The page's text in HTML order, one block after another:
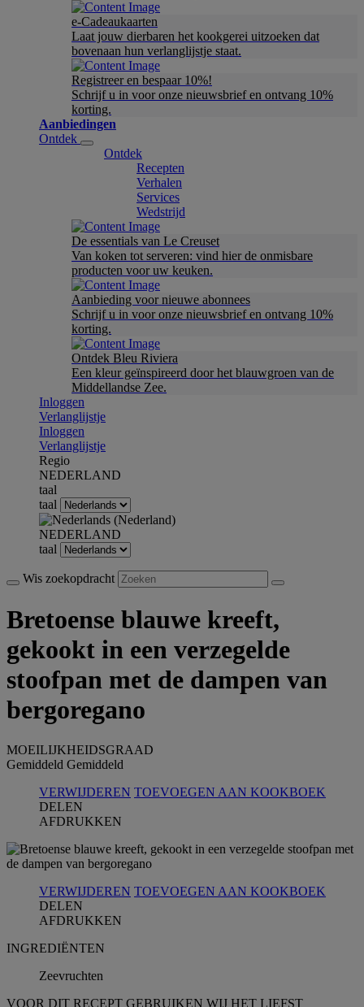
e-Cadeaukaarten
Laat jouw dierbaren het kookgerei uitzoeken dat
bovenaan hun verlanglijstje staat.
Registreer en bespaar 10%!
Schrijf u in voor onze nieuwsbrief en ontvang 10%
korting.
Aanbiedingen
Ontdek
Ontdek
Recepten
Verhalen
Services
Wedstrijd
De essentials van Le Creuset
Van koken tot serveren: vind hier de onmisbare
producten voor uw keuken.
Aanbieding voor nieuwe abonnees
Schrijf u in voor onze nieuwsbrief en ontvang 10%
korting.
Ontdek Bleu Riviera
Een kleur geïnspireerd door het blauwgroen van de
Middellandse Zee.
Inloggen
Verlanglijstje
Inloggen
Verlanglijstje
Regio
NEDERLAND
taal
taal
NEDERLAND
taal
Wis zoekopdracht
Bretoense blauwe kreeft,
gekookt in een verzegelde
stoofpan met de dampen van
bergoregano
MOEILIJKHEIDSGRAAD
Gemiddeld Gemiddeld
VERWIJDEREN TOEVOEGEN AAN KOOKBOEK
DELEN
AFDRUKKEN
VERWIJDEREN TOEVOEGEN AAN KOOKBOEK
DELEN
AFDRUKKEN
INGREDIЁNTEN
Zeevruchten
VOOR DIT RECEPT GEBRUIKEN WIJ HET LIEFST